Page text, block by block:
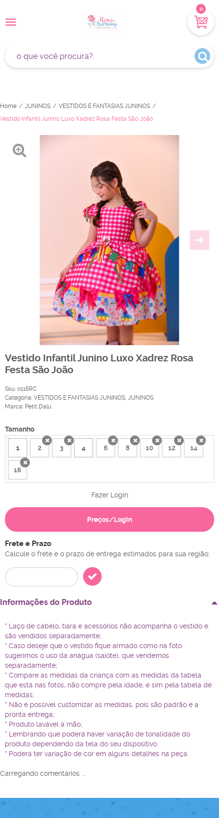
0
Home JUNINOS
VESTIDOS E FANTASIAS JUNINOS
Vestido Infantil Junino Luxo Xadrez Rosa Festa São João
Vestido Infantil Junino Luxo Xadrez Rosa
Festa São João
Sku: 0116RC
Categoria: VESTIDOS E FANTASIAS JUNINOS, JUNINOS
Marca: Petit Dalu
Tamanho
1 2 3 4 6 8 10x 12x 14x
16x
Fazer Login
Preços/Login
Frete e Prazo
Calcule o frete e o prazo de entrega estimados para sua região:
Informações do Produto
* Laço de cabelo, tiara e acessórios não acompanha o vestido e
são vendidos separadamente;
* Caso deseje que o vestido fique armado como na foto
sugerimos o uso da anágua (saiote), que vendemos
separadamente;
* Compare as medidas da criança com as medidas da tabela
que está nas fotos, não compre pela idade, e sim pela tabela de
medidas;
* Não é possível customizar as medidas, pois são padrão e a
pronta entrega;
* Produto lavável à mão;
* Lembrando que poderá haver variação de tonalidade do
produto dependendo da tela do seu dispositivo.
* Poderá ter variação de cor em alguns detalhes na peça.
Carregando comentários ...